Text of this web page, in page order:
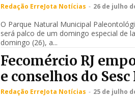
Redação ErreJota Notícias - 26 de julho
O Parque Natural Municipal
será palco de um domingo especial de
domingo (26), a...
Fecomércio RJ
e conselhos do Sesc
Redação ErreJota Notícias - 25 de julho